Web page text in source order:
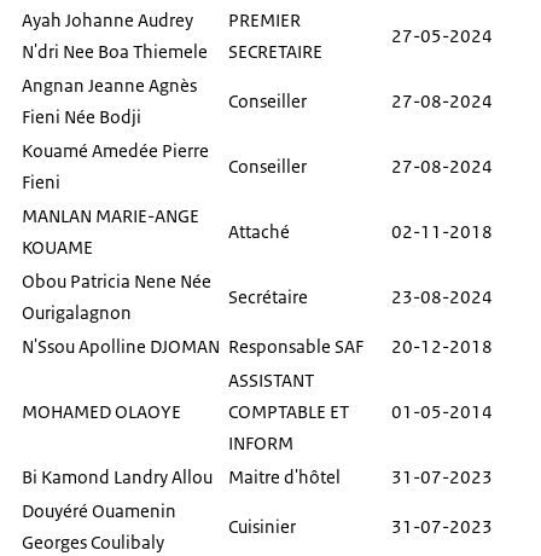
Ayah Johanne Audrey
N'dri Nee Boa Thiemele
PREMIER
SECRETAIRE
27-05-2024
Angnan Jeanne Agnès
Fieni Née Bodji
Conseiller 27-08-2024
Kouamé Amedée Pierre
Fieni
Conseiller 27-08-2024
MANLAN MARIE-ANGE
KOUAME
Attaché 02-11-2018
Obou Patricia Nene Née
Ourigalagnon
Secrétaire 23-08-2024
N'Ssou Apolline DJOMAN Responsable SAF 20-12-2018
MOHAMED OLAOYE
ASSISTANT
COMPTABLE ET
INFORM
01-05-2014
Bi Kamond Landry Allou Maitre d'hôtel
31-07-2023
Douyéré Ouamenin
Georges Coulibaly
Cuisinier 31-07-2023